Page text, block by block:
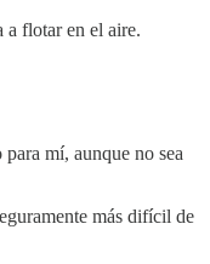
flotar en el aire.
para mí, aunque no sea
más difícil de